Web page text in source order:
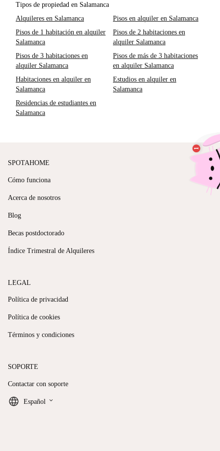
Tipos de propiedad en Salamanca
Alquileres en Salamanca
Pisos en alquiler en Salamanca
Pisos de 1 habitación en alquiler
Salamanca
Pisos de 2 habitaciones en
alquiler Salamanca
Pisos de 3 habitaciones en
alquiler Salamanca
Pisos de más de 3 habitaciones
en alquiler Salamanca
Habitaciones en alquiler en
Salamanca
Estudios en alquiler en
Salamanca
Residencias de estudiantes en
Salamanca
SPOTAHOME
Cómo funciona
Acerca de nosotros
Blog
Becas postdoctorado
Índice Trimestral de Alquileres
LEGAL
Política de privacidad
Política de cookies
Términos y condiciones
SOPORTE
Contactar con soporte
Español keyboard_arrow_down